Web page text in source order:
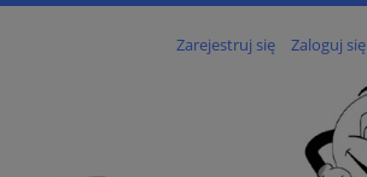
Zarejestruj się Zaloguj się